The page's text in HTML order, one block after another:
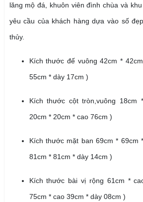
lăng mộ đá, khuôn viên đình chùa và
yêu cầu của khách hàng dựa vào số
thủy.
Kích thước đế vuông 42cm *
55cm * dày 17cm )
Kích thước cột tròn,vuông 18cm
20cm * 20cm * cao 76cm )
Kích thước mặt ban 69cm * 69cm
81cm * 81cm * dày 14cm )
Kích thước bài vị rộng 61cm *
75cm * cao 39cm * dày 08cm )